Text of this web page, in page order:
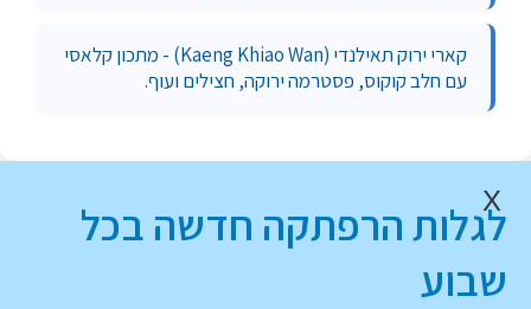
קארי ירוק תאילנדי (Kaeng Khiao Wan) - מתכון קלאסי
עם חלב קוקוס, פסטרמה ירוקה, חצילים ועוף.
X
לגלות הרפתקה חדשה בכל
שבוע